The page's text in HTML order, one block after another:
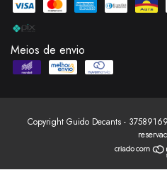
Meios de envio
Copyright Guido Decants -